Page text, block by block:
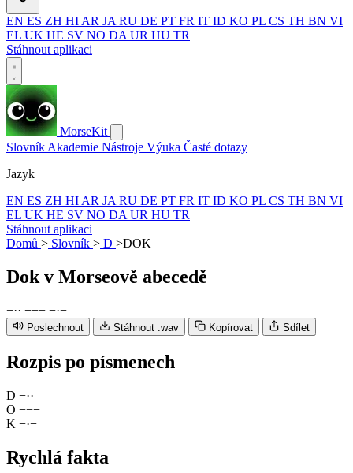
EN ES ZH HI AR JA RU DE PT FR IT ID KO PL CS TH BN VI
EL UK HE SV NO DA UR HU TR
Stáhnout aplikaci
MorseKit
Slovník Akademie Nástroje Výuka Časté dotazy
Jazyk
EN ES ZH HI AR JA RU DE PT FR IT ID KO PL CS TH BN VI
EL UK HE SV NO DA UR HU TR
Stáhnout aplikaci
Domů > Slovník > D >DOK
Dok v Morseově abecedě
−·· −−− −·−
Poslechnout Stáhnout .wav Kopírovat Sdílet
Rozpis po písmenech
D −··
O −−−
K −·−
Rychlá fakta